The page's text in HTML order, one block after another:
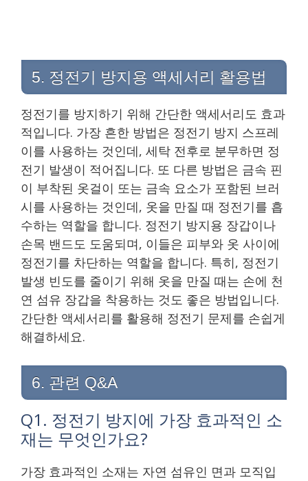
5. 정전기 방지용 액세서리 활용법
정전기를 방지하기 위해 간단한 액세서리도 효과
적입니다. 가장 흔한 방법은 정전기 방지 스프레
이를 사용하는 것인데, 세탁 전후로 분무하면 정
전기 발생이 적어집니다. 또 다른 방법은 금속 핀
이 부착된 옷걸이 또는 금속 요소가 포함된 브러
시를 사용하는 것인데, 옷을 만질 때 정전기를 흡
수하는 역할을 합니다. 정전기 방지용 장갑이나
손목 밴드도 도움되며, 이들은 피부와 옷 사이에
정전기를 차단하는 역할을 합니다. 특히, 정전기
발생 빈도를 줄이기 위해 옷을 만질 때는 손에 천
연 섬유 장갑을 착용하는 것도 좋은 방법입니다.
간단한 액세서리를 활용해 정전기 문제를 손쉽게
해결하세요.
6. 관련 Q&A
Q1. 정전기 방지에 가장 효과적인 소
재는 무엇인가요?
가장 효과적인 소재는 자연 섬유인 면과 모직입